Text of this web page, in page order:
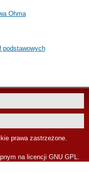
Ohma
podstawowych
prawa zastrzeżone.
na licencji GNU GPL.